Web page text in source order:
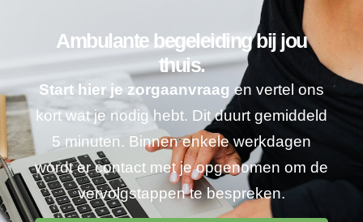
Ambulante begeleiding bij jou
thuis.
Start hier je zorgaanvraag en vertel ons
kort wat je nodig hebt. Dit duurt gemiddeld
5 minuten. Binnen enkele werkdagen
wordt er contact met je opgenomen om de
vervolgstappen te bespreken.